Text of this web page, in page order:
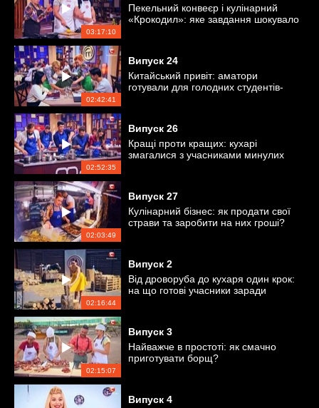
03:17:10
Пекельний конвеєр і кулінарний
«Крокодил»: яке завдання шокувало
02:42:41
Випуск 24
Китайський привіт: аматори
готували для голодних студентів-
02:52:35
Випуск 26
Кращі проти кращих: кухарі
змагалися з учасниками минулих
02:03:49
Випуск 27
Кулінарний бізнес: як продати свої
страви та заробити на них гроші?
02:16:44
Випуск 2
Від дроворуба до кухаря один крок:
на що готові учасники заради
02:15:07
Випуск 3
Найважче в простоті: як смачно
приготувати борщ?
Випуск 4